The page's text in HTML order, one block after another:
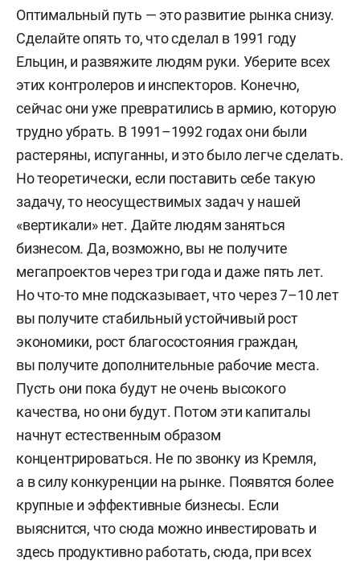
Оптимальный путь — это развитие рынка снизу.
Сделайте опять то, что сделал в 1991 году
Ельцин, и развяжите людям руки. Уберите всех
этих контролеров и инспекторов. Конечно,
сейчас они уже превратились в армию, которую
трудно убрать. В 1991–1992 годах они были
растеряны, испуганны, и это было легче сделать.
Но теоретически, если поставить себе такую
задачу, то неосуществимых задач у нашей
«вертикали» нет. Дайте людям заняться
бизнесом. Да, возможно, вы не получите
мегапроектов через три года и даже пять лет.
Но что-то мне подсказывает, что через 7–10 лет
вы получите стабильный устойчивый рост
экономики, рост благосостояния граждан,
вы получите дополнительные рабочие места.
Пусть они пока будут не очень высокого
качества, но они будут. Потом эти капиталы
начнут естественным образом
концентрироваться. Не по звонку из Кремля,
а в силу конкуренции на рынке. Появятся более
крупные и эффективные бизнесы. Если
выяснится, что сюда можно инвестировать и
здесь продуктивно работать, сюда, при всех